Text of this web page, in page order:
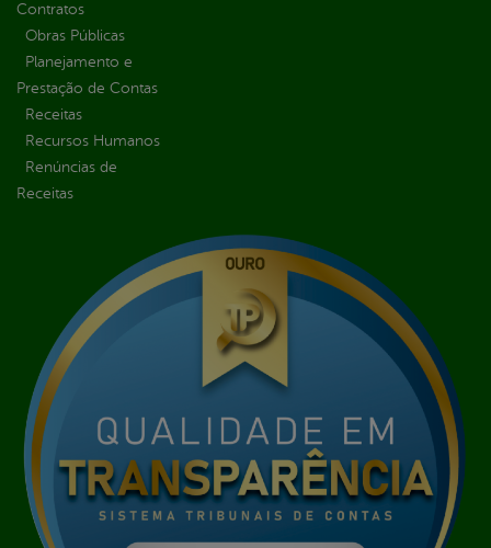
Contratos
Obras Públicas
Planejamento e
Prestação de Contas
Receitas
Recursos Humanos
Renúncias de
Receitas